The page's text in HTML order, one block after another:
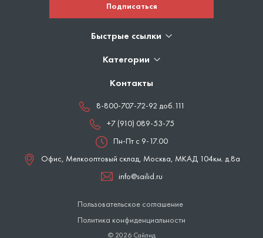
Подписаться
Быстрые ссылки
Категории
Контакты
8-800-707-72-92 доб.111
+7 (910) 089-53-75
Пн-Пт с 9-17.00
Офис, Мелкооптовый склад, Москва, МКАД 104км. д.8а
info@sailid.ru
© 2026 Сайлид
Пользовательское соглашение
Политика конфиденциальности